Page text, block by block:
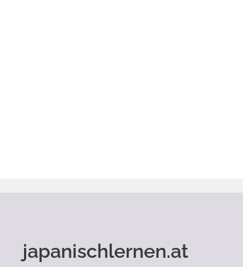
japanischlernen.at